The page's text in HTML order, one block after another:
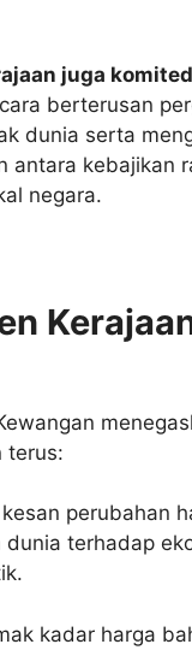
juga komited
berterusan
dunia serta
antara kebajikan
negara.
terus:
perubahan
dunia terhadap
kadar harga